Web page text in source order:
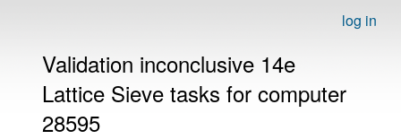
log in
Validation inconclusive 14e
Lattice Sieve tasks for computer
28595